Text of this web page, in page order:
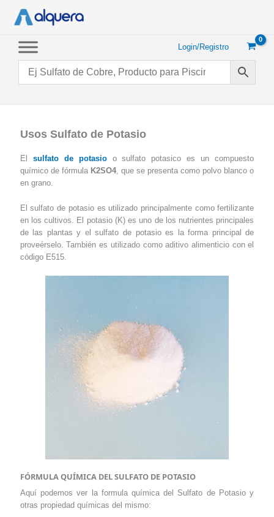
Login/Registro
Usos Sulfato de Potasio
El sulfato de potasioo sulfato potasico es un compuesto
químico de fórmula K2SO4, que se presenta como polvo blanco o
en grano.
El sulfato de potasio es utilizado principalmente como fertilizante
en los cultivos. El potasio (K) es uno de los nutrientes principales
de las plantas y el sulfato de potasio es la forma principal de
proveérselo. También es utilizado como aditivo alimenticio con el
código E515.
FÓRMULA QUÍMICA DEL SULFATO DE POTASIO
Aquí podemos ver la formula química del Sulfato de Potasio y
otras propiedad químicas del mismo: